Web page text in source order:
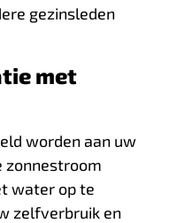
gezinsleden
met
worden aan uw
zonnestroom
water op te
zelfverbruik en